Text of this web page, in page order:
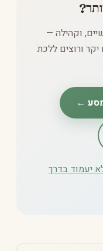
וקהילה —
ורוצים ללכת
←
יעמוד בדרך